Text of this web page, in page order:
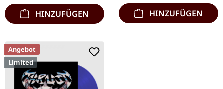
HINZUFÜGEN HINZUFÜGEN
Angebot
Limited